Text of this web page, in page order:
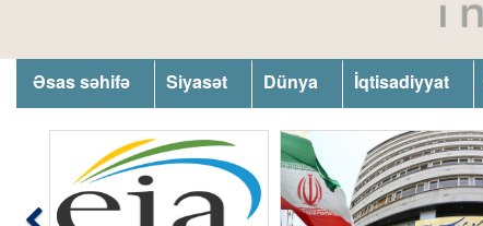
Əsas səhifə Siyasət Dünya İqtisadiyyat